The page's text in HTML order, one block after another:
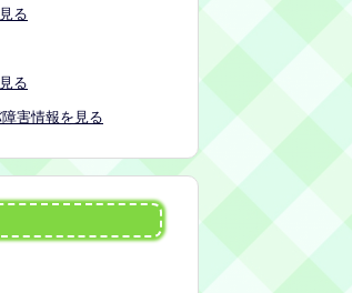
る
る
害情報を見る